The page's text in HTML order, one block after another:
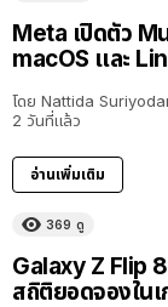
Meta เปิดตัว
macOS และ
โดย Nattida
2 วันที่แล้ว
อ่านเพิ่มเติม
369 ดู
Galaxy Z Flip
สถิติยอดจองในเ